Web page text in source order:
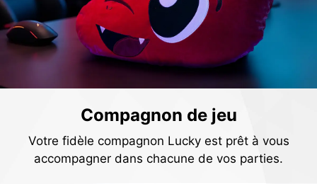
Compagnon de jeu
Votre fidèle compagnon Lucky est prêt à vous
accompagner dans chacune de vos parties.